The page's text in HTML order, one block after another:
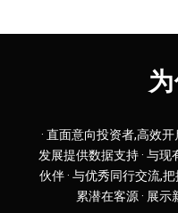
· 直面意向投资者,高效
发展提供数据支持 · 与
伙伴 · 与优秀同行交流,
累潜在客源 · 展